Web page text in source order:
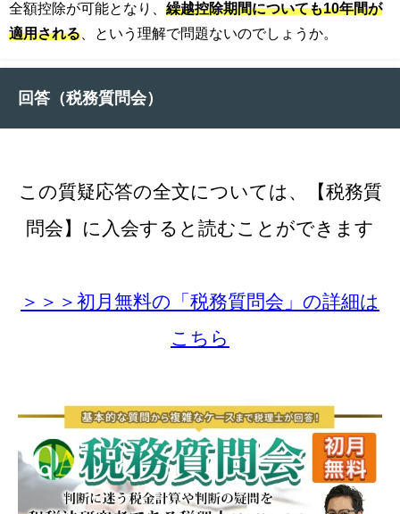
全額控除が可能となり、 繰越控除期間についても10年間が
適用される 、という理解で問題ないのでしょうか。
回答（税務質問会）
この質疑応答の全文については、【税務質
問会】に入会すると読むことができます
＞＞＞初月無料の「税務質問会」の詳細は
こちら